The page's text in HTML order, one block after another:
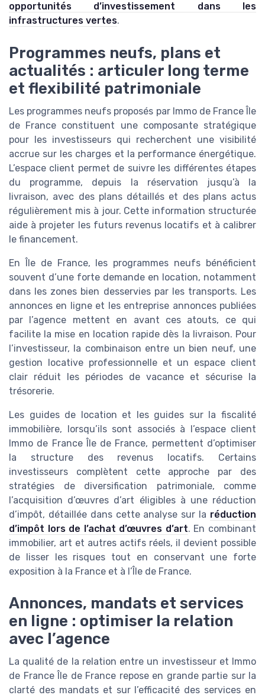
opportunités d’investissement dans les
infrastructures vertes.
Programmes neufs, plans et
actualités : articuler long terme
et flexibilité patrimoniale
Les programmes neufs proposés par Immo de France Île
de France constituent une composante stratégique
pour les investisseurs qui recherchent une visibilité
accrue sur les charges et la performance énergétique.
L’espace client permet de suivre les différentes étapes
du programme, depuis la réservation jusqu’à la
livraison, avec des plans détaillés et des plans actus
régulièrement mis à jour. Cette information structurée
aide à projeter les futurs revenus locatifs et à calibrer
le financement.
En Île de France, les programmes neufs bénéficient
souvent d’une forte demande en location, notamment
dans les zones bien desservies par les transports. Les
annonces en ligne et les entreprise annonces publiées
par l’agence mettent en avant ces atouts, ce qui
facilite la mise en location rapide dès la livraison. Pour
l’investisseur, la combinaison entre un bien neuf, une
gestion locative professionnelle et un espace client
clair réduit les périodes de vacance et sécurise la
trésorerie.
Les guides de location et les guides sur la fiscalité
immobilière, lorsqu’ils sont associés à l’espace client
Immo de France Île de France, permettent d’optimiser
la structure des revenus locatifs. Certains
investisseurs complètent cette approche par des
stratégies de diversification patrimoniale, comme
l’acquisition d’œuvres d’art éligibles à une réduction
d’impôt, détaillée dans cette analyse sur la réduction
d’impôt lors de l’achat d’œuvres d’art. En combinant
immobilier, art et autres actifs réels, il devient possible
de lisser les risques tout en conservant une forte
exposition à la France et à l’Île de France.
Annonces, mandats et services
en ligne : optimiser la relation
avec l’agence
La qualité de la relation entre un investisseur et Immo
de France Île de France repose en grande partie sur la
clarté des mandats et sur l’efficacité des services en